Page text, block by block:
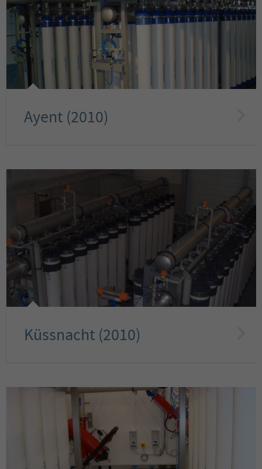
Ayent (2010)
Küssnacht (2010)